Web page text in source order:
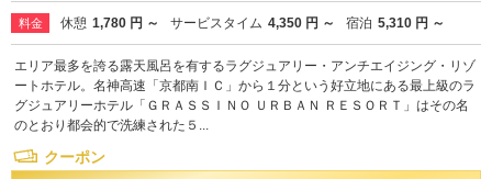
料金 休憩 1,780 円 ～ サービスタイム 4,350 円 ～ 宿泊 5,310 円 ～
エリア最多を誇る露天風呂を有するラグジュアリー・アンチエイジング・リゾ
ートホテル。名神高速「京都南ＩＣ」から１分という好立地にある最上級のラ
グジュアリーホテル「ＧＲＡＳＳＩＮＯ ＵＲＢＡＮ ＲＥＳＯＲＴ」はその名
のとおり都会的で洗練された５...
クーポン